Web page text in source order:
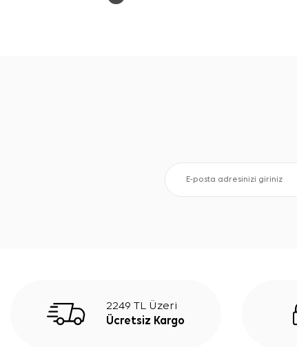
2249 TL Üzeri
Ücretsiz Kargo